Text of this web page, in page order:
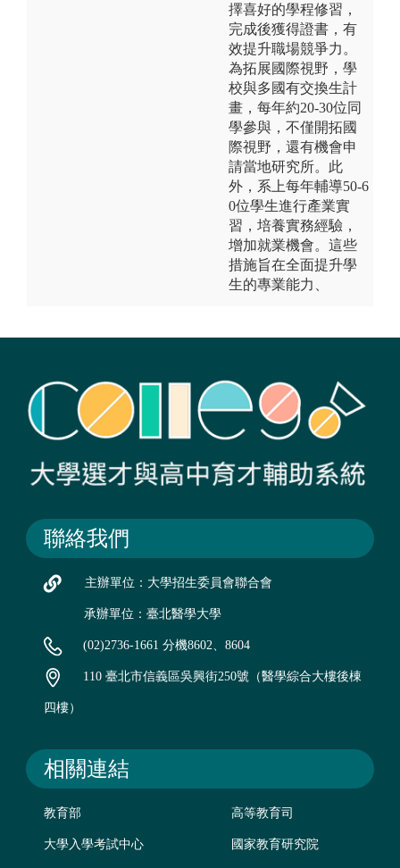
擇喜好的學程修習，
完成後獲得證書，有
效提升職場競爭力。
為拓展國際視野，學
校與多國有交換生計
畫，每年約20-30位同
學參與，不僅開拓國
際視野，還有機會申
請當地研究所。此
外，系上每年輔導50-6
0位學生進行產業實
習，培養實務經驗，
增加就業機會。這些
措施旨在全面提升學
生的專業能力、
聯絡我們
主辦單位：大學招生委員會聯合會
承辦單位：臺北醫學大學
(02)2736-1661 分機8602、8604
110 臺北市信義區吳興街250號（醫學綜合大樓後棟
四樓）
相關連結
教育部 高等教育司
大學入學考試中心 國家教育研究院